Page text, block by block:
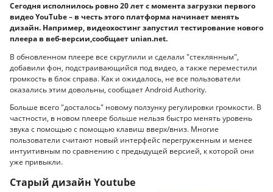
Сегодня исполнилось ровно 20 лет с момента загрузки первого
видео YouTube – в честь этого платформа начинает менять
дизайн. Например, видеохостинг запустил тестирование нового
плеера в веб-версии,сообщает unian.net.
В обновленном плеере все скруглили и сделали "стеклянным",
добавили фон, подстраивающийся под видео, а также переместили
громкость в блок справа. Как и ожидалось, не все пользователи
оказались этим довольны, сообщает Android Authority.
Больше всего "досталось" новому ползунку регулировки громкости. В
частности, в новом плеере больше нельзя быстро менять уровень
звука с помощью с помощью клавиш вверх/вниз. Многие
пользователи считают новый интерфейс перегруженным и менее
интуитивным по сравнению с предыдущей версией, к которой они
уже привыкли.
Старый дизайн Youtube